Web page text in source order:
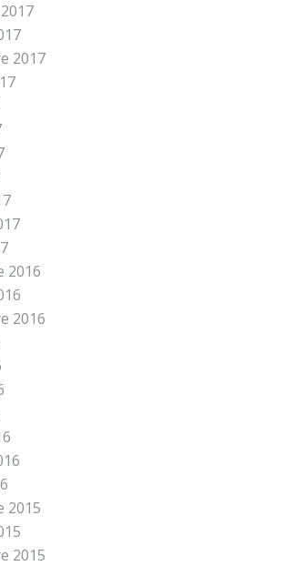
2017
2016
2016
2015
2015